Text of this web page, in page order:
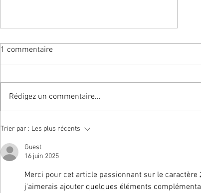
右 | Droite | JLPT5
1 commentaire
Rédigez un commentaire...
Trier par : Les plus récents
Guest
16 juin 2025
Merci pour cet article passionnant sur le
j'aimerais ajouter quelques éléments